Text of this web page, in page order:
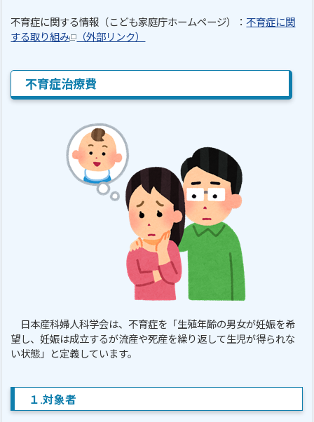
不育症に関する情報（こども家庭庁ホームページ）：不育症に関
する取り組み
（外部リンク）
不育症治療費
日本産科婦人科学会は、不育症を「生殖年齢の男女が妊娠を希
望し、妊娠は成立するが流産や死産を繰り返して生児が得られな
い状態」と定義しています。
１.対象者